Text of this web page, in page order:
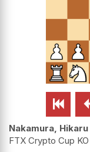

Nakamura, Hikaru
FTX Crypto Cup KO